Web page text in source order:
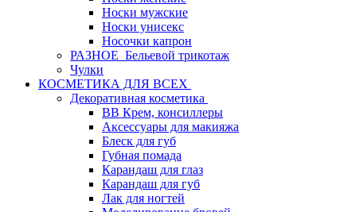
Носки мужские
Носки унисекс
Носочки капрон
РАЗНОЕ_Бельевой трикотаж
Чулки
КОСМЕТИКА ДЛЯ ВСЕХ
Декоративная косметика
BB Крем, консиллеры
Аксессуары для макияжа
Блеск для губ
Губная помада
Карандаш для глаз
Карандаш для губ
Лак для ногтей